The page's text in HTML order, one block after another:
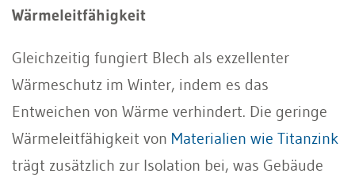
Wärmeleitfähigkeit
Gleichzeitig fungiert Blech als exzellenter
Wärmeschutz im Winter, indem es das
Entweichen von Wärme verhindert. Die geringe
Wärmeleitfähigkeit von Materialien wie Titanzink
trägt zusätzlich zur Isolation bei, was Gebäude